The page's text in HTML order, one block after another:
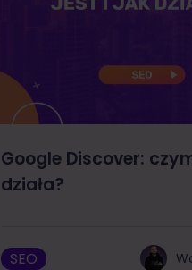
Google Discover:
działa?
SEO